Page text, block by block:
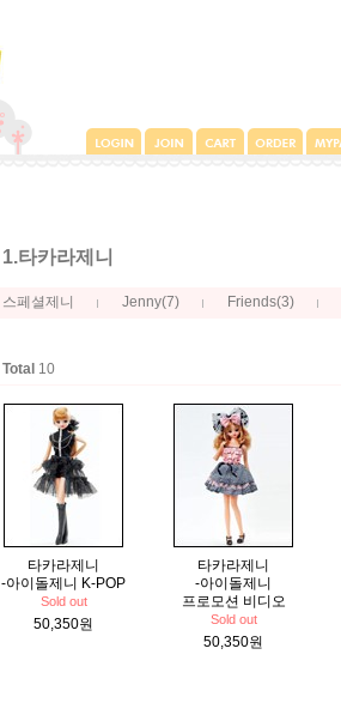
1.타카라제니
스페셜제니 Jenny(7) Friends(3)
Total 10
타카라제니
-아이돌제니 K-POP
Sold out
50,350원
타카라제니
-아이돌제니
프로모션 비디오
Sold out
50,350원